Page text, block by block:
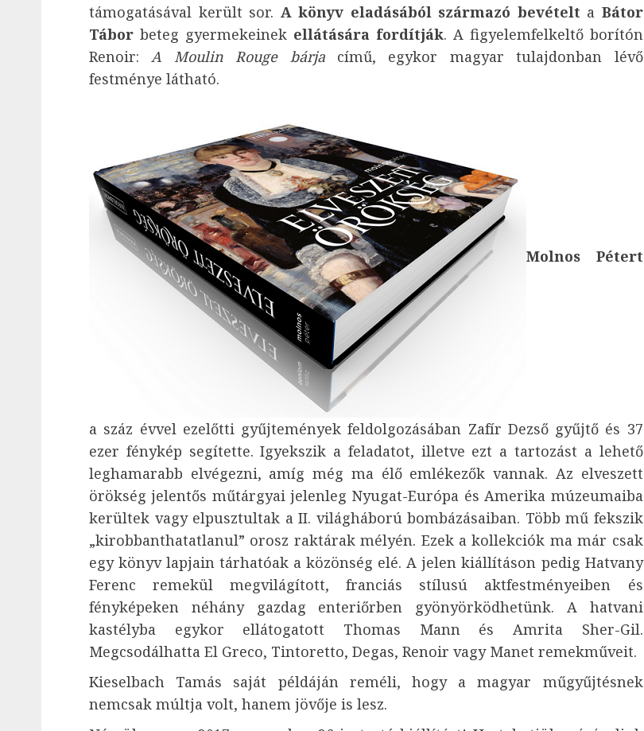
támogatásával került sor. A könyv eladásából származó bevételt a Bátor
Tábor beteg gyermekeinek ellátására fordítják. A figyelemfelkeltő borítón
Renoir:A Moulin Rouge bárja című, egykor magyar tulajdonban lévő
festménye látható.
Molnos Pétert
a száz évvel ezelőtti gyűjtemények feldolgozásában Zafír Dezső gyűjtő és 37
ezer fénykép segítette. Igyekszik a feladatot, illetve ezt a tartozást a lehető
leghamarabb elvégezni, amíg még ma élő emlékezők vannak. Az elveszett
örökség jelentős műtárgyai jelenleg Nyugat-Európa és Amerika múzeumaiba
kerültek vagy elpusztultak a II. világháború bombázásaiban. Több mű fekszik
„kirobbanthatatlanul” orosz raktárak mélyén. Ezek a kollekciók ma már csak
egy könyv lapjain tárhatóak a közönség elé. A jelen kiállításon pedig Hatvany
Ferenc remekül megvilágított, franciás stílusú aktfestményeiben és
fényképeken néhány gazdag enteriőrben gyönyörködhetünk. A hatvani
kastélyba egykor ellátogatott Thomas Mann és Amrita Sher-Gil.
Megcsodálhatta El Greco, Tintoretto, Degas, Renoir vagy Manet remekműveit.
Kieselbach Tamás saját példáján reméli, hogy a magyar műgyűjtésnek
nemcsak múltja volt, hanem jövője is lesz.